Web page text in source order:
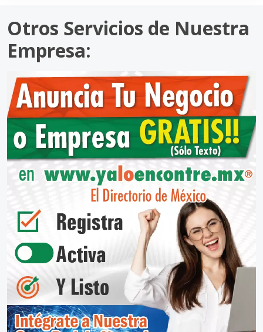
Otros Servicios de Nuestra
Empresa: